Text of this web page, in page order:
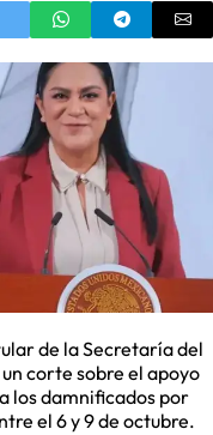
de la Secretaría del
corte sobre el apoyo
los damnificados por
el 6 y 9 de octubre.